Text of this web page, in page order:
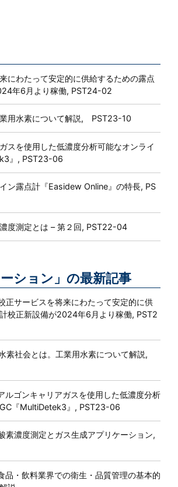
にわたって安定的に供給するための露点
年6月より稼働, PST24-02
用水素について解説, PST23-10
スを使用した低濃度分析可能なオンライ
』, PST23-06
ン露点計『Easidew Online』の特長, PS
度測定とは – 第２回, PST22-04
ーション」の最新記事
正サービスを将来にわたって安定的に供
校正新設備が2024年6月より稼働, PST2
素社会とは。工業用水素について解説,
ルゴンキャリアガスを使用した低濃度分析
『MultiDetek3』, PST23-06
素濃度測定とガス生成アプリケーション,
品・飲料業界での衛生・品質管理の基本的